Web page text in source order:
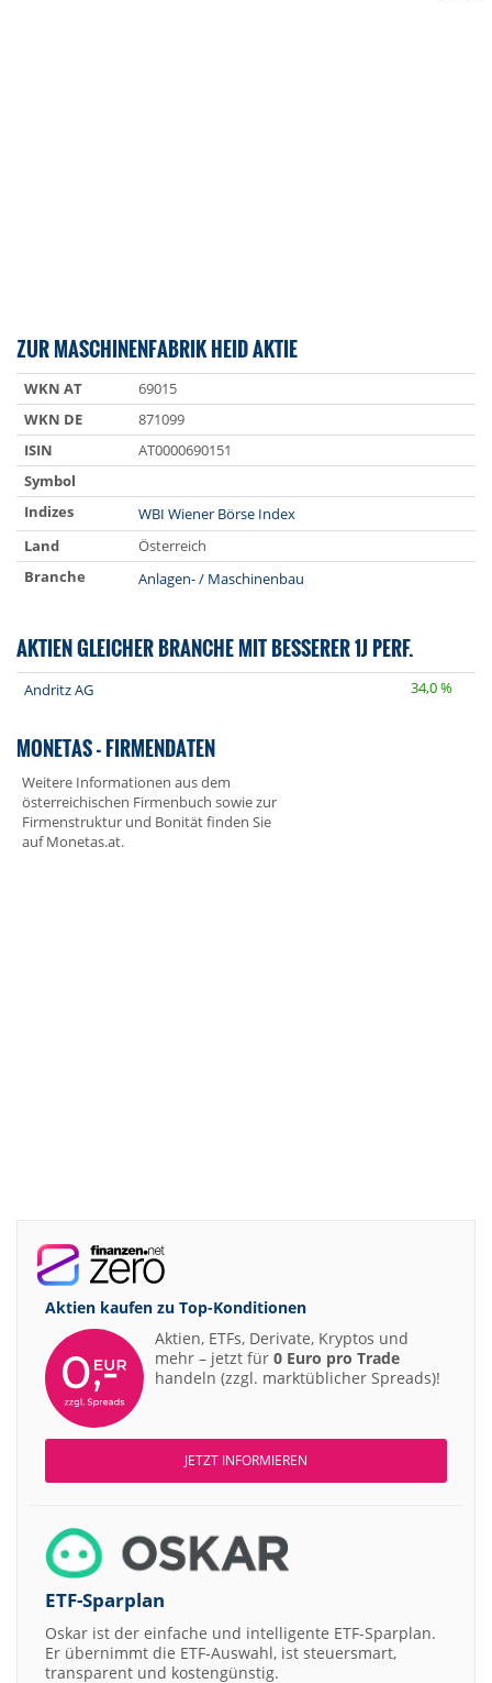
ZUR MASCHINENFABRIK HEID AKTIE
WKN AT
69015
WKN DE
871099
ISIN
AT0000690151
Symbol
Indizes
WBI Wiener Börse Index
Land
Österreich
Branche
Anlagen- / Maschinenbau
AKTIEN GLEICHER BRANCHE MIT BESSERER 1J PERF.
Andritz AG 34,0 %
MONETAS - FIRMENDATEN
Weitere Informationen aus dem
österreichischen Firmenbuch sowie zur
Firmenstruktur und Bonität finden Sie
aufMonetas.at.
Aktien kaufen zu Top-Konditionen
Aktien, ETFs, Derivate, Kryptos und
mehr – jetzt für 0 Euro pro Trade
handeln (zzgl. marktüblicher Spreads)!
JETZT INFORMIEREN
ETF-Sparplan
Oskar ist der einfache und intelligente ETF-Sparplan.
Er übernimmt die ETF-Auswahl, ist steuersmart,
transparent und kostengünstig.